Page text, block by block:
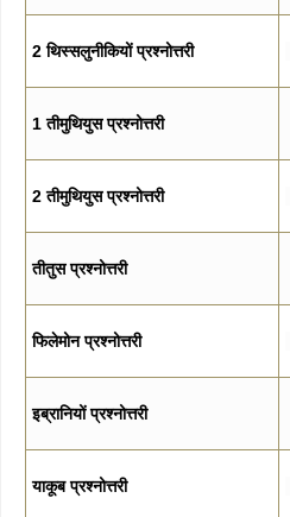
2 थिस्सलुनीकियों प्रश्नोत्तरी
1 तीमुथियुस प्रश्नोत्तरी
2 तीमुथियुस प्रश्नोत्तरी
तीतुस प्रश्नोत्तरी
फिलेमोन प्रश्नोत्तरी
इब्रानियों प्रश्नोत्तरी
याकूब प्रश्नोत्तरी